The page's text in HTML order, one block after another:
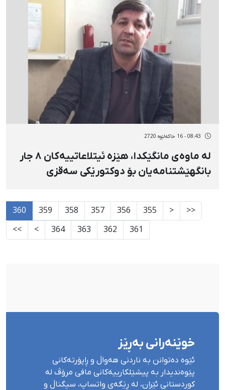
08:43 - 16 خاکەلێوه 2720
لە ماوەی مانگێکدا، هێزە ئیتلاعاتییەکان ٨ جار
بانگهێشتنامەیان بۆ دوکتورێکی سەقزی
<<
<
355
356
357
358
359
360
361
362
363
364
>
>>
خوێنەرانی بەڕێز
ئێوە دەتوانن بە ناردنی هەواڵ و ڕاپۆرتەکانی
پێوەندیدار بە پیشێلکارییەکانی مافی مرۆڤ لە
کوردستانی ئێران، لە ڕێگەی واتساپ، سیگناڵ و